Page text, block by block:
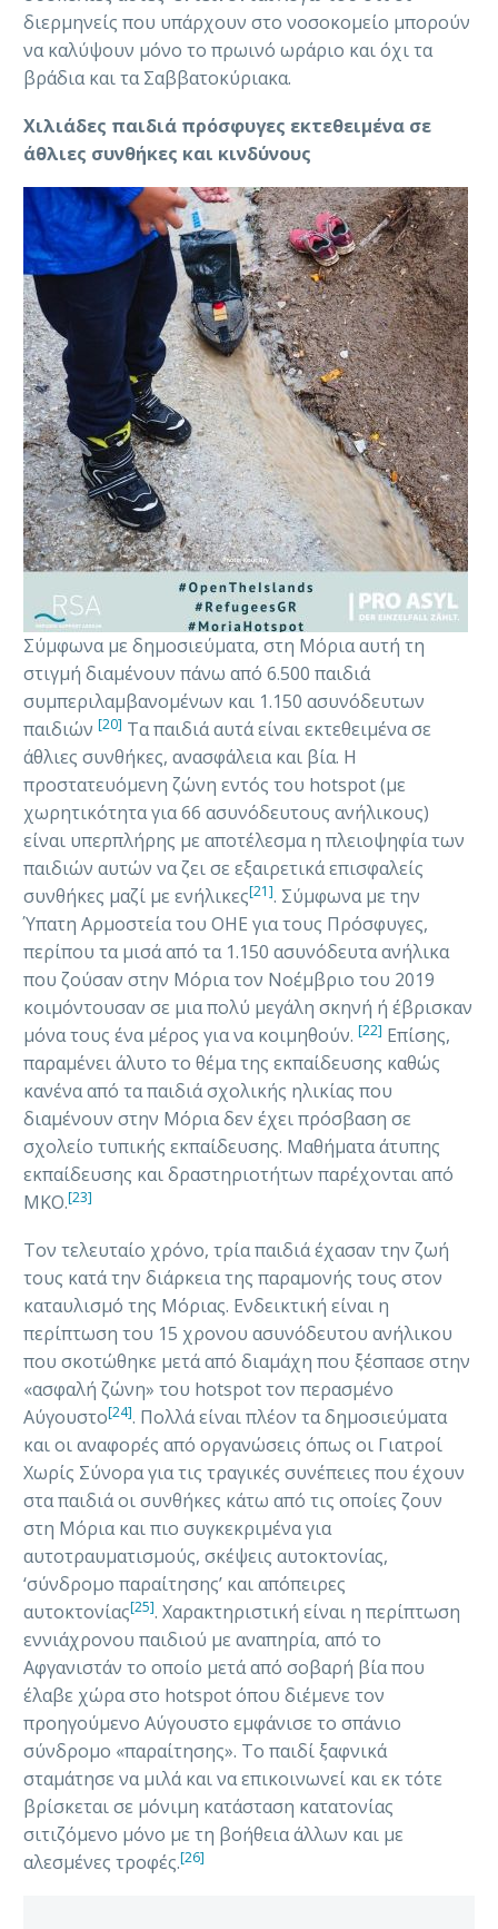
διερμηνείς που υπάρχουν στο νοσοκομείο μπορούν
να καλύψουν μόνο το πρωινό ωράριο και όχι τα
βράδια και τα Σαββατοκύριακα.
Χιλιάδες παιδιά πρόσφυγες εκτεθειμένα σε
άθλιες συνθήκες και κινδύνους
Σύμφωνα με δημοσιεύματα, στη Μόρια αυτή τη
στιγμή διαμένουν πάνω από 6.500 παιδιά
συμπεριλαμβανομένων και 1.150 ασυνόδευτων
παιδιών [20] Τα παιδιά αυτά είναι εκτεθειμένα σε
άθλιες συνθήκες, ανασφάλεια και βία. Η
προστατευόμενη ζώνη εντός του hotspot (με
χωρητικότητα για 66 ασυνόδευτους ανήλικους)
είναι υπερπλήρης με αποτέλεσμα η πλειοψηφία των
παιδιών αυτών να ζει σε εξαιρετικά επισφαλείς
συνθήκες μαζί με ενήλικες[21]. Σύμφωνα με την
Ύπατη Αρμοστεία του ΟΗΕ για τους Πρόσφυγες,
περίπου τα μισά από τα 1.150 ασυνόδευτα ανήλικα
που ζούσαν στην Μόρια τον Νοέμβριο του 2019
κοιμόντουσαν σε μια πολύ μεγάλη σκηνή ή έβρισκαν
μόνα τους ένα μέρος για να κοιμηθούν. [22] Επίσης,
παραμένει άλυτο το θέμα της εκπαίδευσης καθώς
κανένα από τα παιδιά σχολικής ηλικίας που
διαμένουν στην Μόρια δεν έχει πρόσβαση σε
σχολείο τυπικής εκπαίδευσης. Μαθήματα άτυπης
εκπαίδευσης και δραστηριοτήτων παρέχονται από
ΜΚΟ.[23]
Τον τελευταίο χρόνο, τρία παιδιά έχασαν την ζωή
τους κατά την διάρκεια της παραμονής τους στον
καταυλισμό της Μόριας. Ενδεικτική είναι η
περίπτωση του 15 χρονου ασυνόδευτου ανήλικου
που σκοτώθηκε μετά από διαμάχη που ξέσπασε στην
«ασφαλή ζώνη» του hotspot τον περασμένο
Αύγουστο[24]. Πολλά είναι πλέον τα δημοσιεύματα
και οι αναφορές από οργανώσεις όπως οι Γιατροί
Χωρίς Σύνορα για τις τραγικές συνέπειες που έχουν
στα παιδιά οι συνθήκες κάτω από τις οποίες ζουν
στη Μόρια και πιο συγκεκριμένα για
αυτοτραυματισμούς, σκέψεις αυτοκτονίας,
‘σύνδρομο παραίτησης’ και απόπειρες
αυτοκτονίας[25]. Χαρακτηριστική είναι η περίπτωση
εννιάχρονου παιδιού με αναπηρία, από το
Αφγανιστάν το οποίο μετά από σοβαρή βία που
έλαβε χώρα στο hotspot όπου διέμενε τον
προηγούμενο Αύγουστο εμφάνισε το σπάνιο
σύνδρομο «παραίτησης». Το παιδί ξαφνικά
σταμάτησε να μιλά και να επικοινωνεί και εκ τότε
βρίσκεται σε μόνιμη κατάσταση κατατονίας
σιτιζόμενο μόνο με τη βοήθεια άλλων και με
αλεσμένες τροφές.[26]